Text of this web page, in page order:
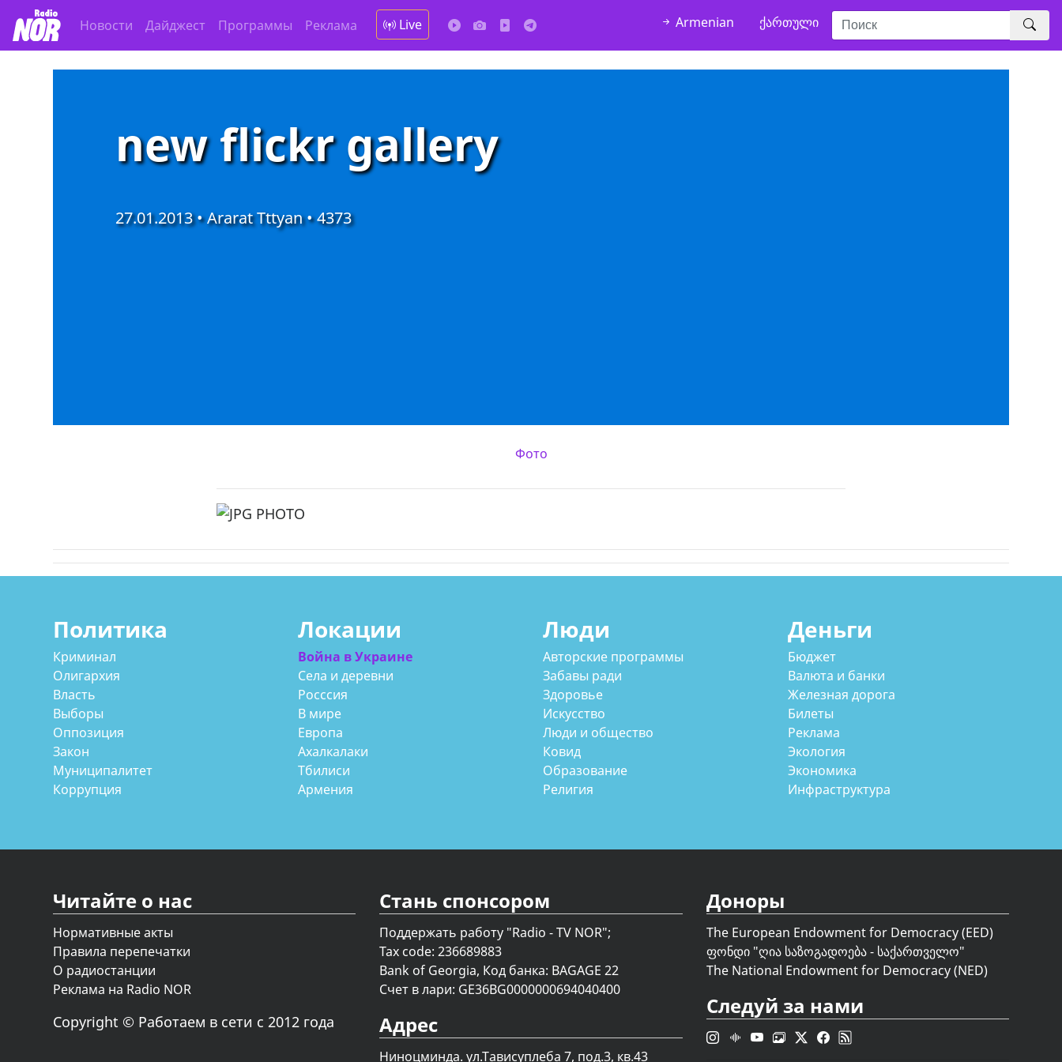
Новости Дайджест Программы Реклама Live Armenian ქართული
new flickr gallery
27.01.2013 • Ararat Tttyan •4373
Фото
Политика
Криминал
Олигархия
Власть
Выборы
Оппозиция
Закон
Муниципалитет
Коррупция
Локации
Война в Украине
Села и деревни
Росссия
В мире
Европа
Ахалкалаки
Тбилиси
Армения
Люди
Авторские программы
Забавы ради
Здоровье
Искусство
Люди и общество
Ковид
Образование
Религия
Деньги
Бюджет
Валюта и банки
Железная дорога
Билеты
Реклама
Экология
Экономика
Инфраструктура
Читайте о нас
Нормативные акты
Правила перепечатки
О радиостанции
Реклама на Radio NOR
Copyright © Работаем в сети с 2012 года
Стань спонсором
Поддержать работу "Radio - TV NOR";
Tax code: 236689883
Bank of Georgia, Код банка: BAGAGE 22
Счет в лари: GE36BG0000000694040400
Адрес
Ниноцминда. ул.Тависуплеба 7, под.3, кв.43
Доноры
The European Endowment for Democracy (EED)
ფონდი "ღია საზოგადოება - საქართველო"
The National Endowment for Democracy (NED)
Следуй за нами